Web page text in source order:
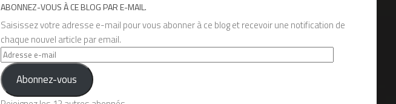
ABONNEZ-VOUS À CE BLOG PAR E-MAIL.
Saisissez votre adresse e-mail pour vous abonner à ce blog et recevoir une notification de
chaque nouvel article par email.
Adresse
e-
mail Abonnez-vous